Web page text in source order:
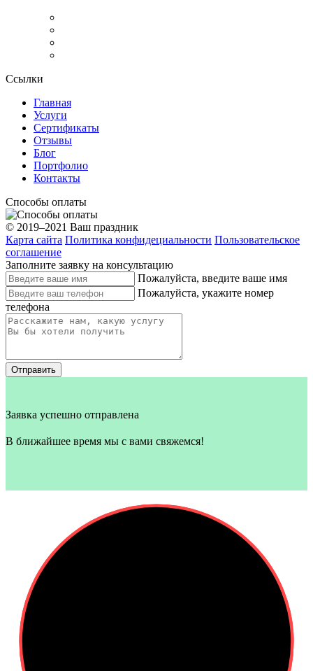
Ссылки
Главная
Услуги
Сертификаты
Отзывы
Блог
Портфолио
Контакты
Способы оплаты
© 2019–2021 Ваш праздник
Карта сайта Политика конфидециальности Пользовательское
соглашение
Заполните заявку на консультацию
Пожалуйста, введите ваше имя
Пожалуйста, укажите номер
телефона
Отправить
Заявка успешно отправлена
В ближайшее время мы с вами свяжемся!